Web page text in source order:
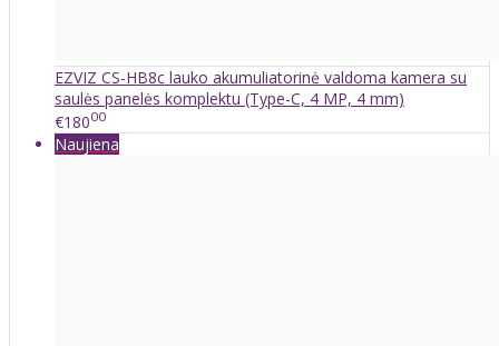
EZVIZ CS-HB8c lauko akumuliatorinė valdoma kamera su
saulės panelės komplektu (Type-C, 4 MP, 4 mm)
€18000
Naujiena